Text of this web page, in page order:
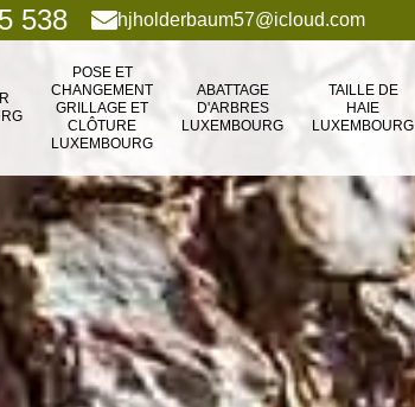
538 hjholderbaum57@icloud.com
POSE ET
CHANGEMENT
GRILLAGE ET
CLÔTURE
LUXEMBOURG
ABATTAGE
D'ARBRES
LUXEMBOURG
TAILLE DE
HAIE
LUXEMBOURG